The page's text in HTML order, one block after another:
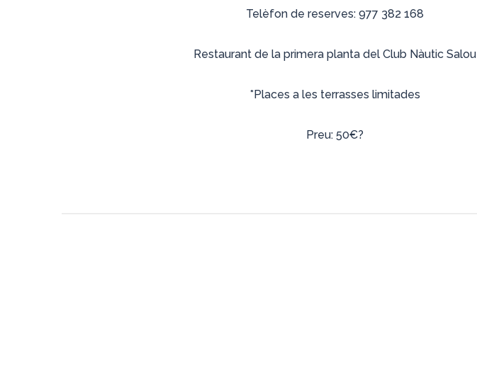
Telèfon de reserves: 977 382 168
Restaurant de la primera planta del Club Nàutic Salou
*Places a les terrasses limitades
Preu: 50€?